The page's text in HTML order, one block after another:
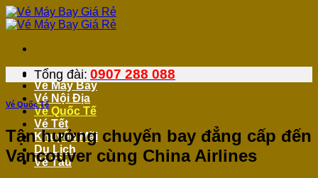
Bỏ
qua
dung
Vé Máy Bay
Vé Nội Địa
Vé Quốc Tế
Vé Tết
Khuyến Mãi
Du Lịch
Vé Tàu
Tổng đài: 0907 288 088
Vé Quốc Tế
Tận hưởng chuyến bay đẳng cấp đến
Vancouver cùng China Airlines